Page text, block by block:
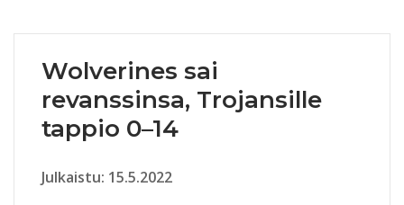
Wolverines sai
revanssinsa, Trojansille
tappio 0–14
Julkaistu: 15.5.2022